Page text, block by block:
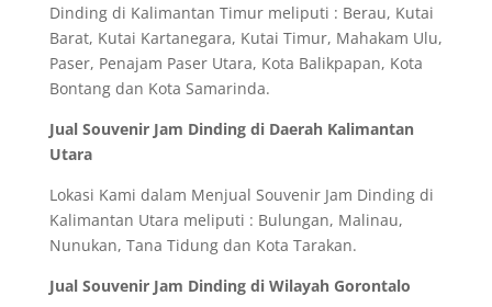
Dinding di Kalimantan Timur meliputi : Berau, Kutai
Barat, Kutai Kartanegara, Kutai Timur, Mahakam Ulu,
Paser, Penajam Paser Utara, Kota Balikpapan, Kota
Bontang dan Kota Samarinda.
Jual Souvenir Jam Dinding di Daerah Kalimantan
Utara
Lokasi Kami dalam Menjual Souvenir Jam Dinding di
Kalimantan Utara meliputi : Bulungan, Malinau,
Nunukan, Tana Tidung dan Kota Tarakan.
Jual Souvenir Jam Dinding di Wilayah Gorontalo